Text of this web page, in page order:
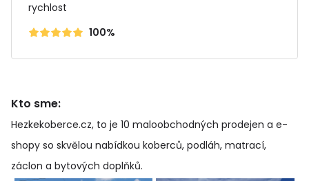
rychlost
100%
Kto sme:
Hezkekoberce.cz, to je 10 maloobchodných prodejen a e-
shopy so skvělou nabídkou koberců, podláh, matrací,
záclon a bytových doplňků.